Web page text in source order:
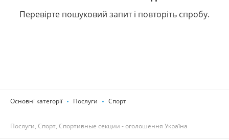
Перевірте пошуковий запит і повторіть спробу.
Основні категорії Послуги Спорт
Послуги, Спорт, Спортивные секции - оголошення Україна